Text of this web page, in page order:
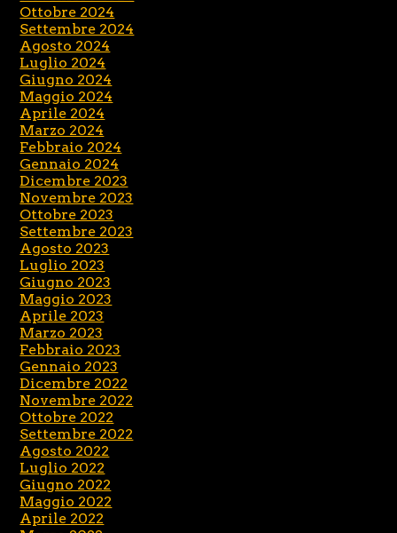
Ottobre 2024
Settembre 2024
Agosto 2024
Luglio 2024
Giugno 2024
Maggio 2024
Aprile 2024
Marzo 2024
Febbraio 2024
Gennaio 2024
Dicembre 2023
Novembre 2023
Ottobre 2023
Settembre 2023
Agosto 2023
Luglio 2023
Giugno 2023
Maggio 2023
Aprile 2023
Marzo 2023
Febbraio 2023
Gennaio 2023
Dicembre 2022
Novembre 2022
Ottobre 2022
Settembre 2022
Agosto 2022
Luglio 2022
Giugno 2022
Maggio 2022
Aprile 2022